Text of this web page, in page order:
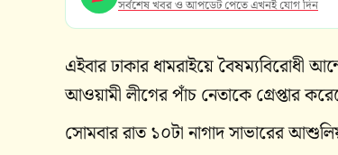
সর্বশেষ খবর ও আপডেট পেতে এখনই যোগ দিন
এইবার ঢাকার ধামরাইয়ে বৈষম্যবিরোধী
আওয়ামী লীগের পাঁচ নেতাকে গ্রেপ্তার
সোমবার রাত ১০টা নাগাদ সাভারের